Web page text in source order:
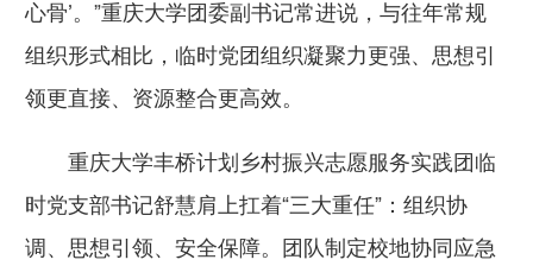
心骨’。”重庆大学团委副书记常进说，与往年常规
组织形式相比，临时党团组织凝聚力更强、思想引
领更直接、资源整合更高效。
重庆大学丰桥计划乡村振兴志愿服务实践团临
时党支部书记舒慧肩上扛着“三大重任”：组织协
调、思想引领、安全保障。团队制定校地协同应急